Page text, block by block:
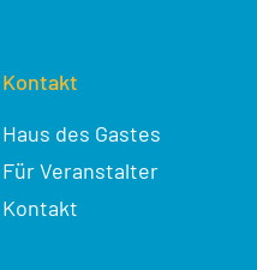
Kontakt
Haus des Gastes
Für Veranstalter
Kontakt